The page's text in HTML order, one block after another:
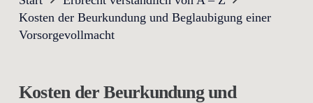
Kosten der Beurkundung und Beglaubigung einer
Vorsorgevollmacht
Kosten der Beurkundung und